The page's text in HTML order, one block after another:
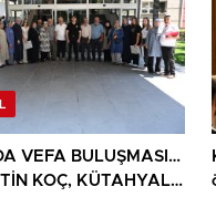
VEFA BULUŞMASI…
KOÇ, KÜTAHYALI